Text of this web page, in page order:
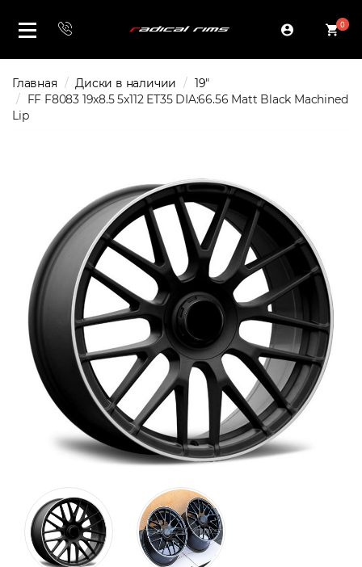
0
Главная Диски в наличии
19"
FF F8083 19x8.5 5x112 ET35 DIA:66.56 Matt Black Machined
Lip